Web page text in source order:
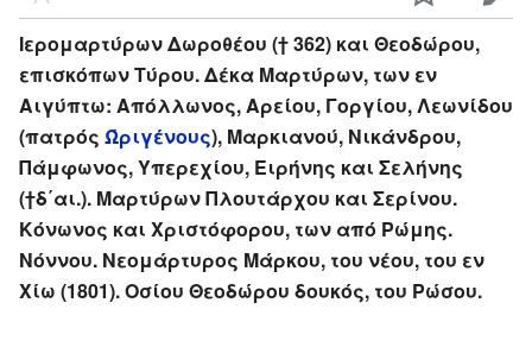
Ιερομαρτύρων Δωροθέου († 362) και Θεοδώρου,
επισκόπων Τύρου. Δέκα Μαρτύρων, των εν
Αιγύπτω: Απόλλωνος, Αρείου, Γοργίου, Λεωνίδου
(πατρός Ώριγένους), Μαρκιανού, Νικάνδρου,
Πάμφωνος, Υπερεχίου, Ειρήνης και Σελήνης
(†δ΄αι.). Μαρτύρων Πλουτάρχου και Σερίνου.
Κόνωνος και Χριστόφορου, των από Ρώμης.
Νόννου. Νεομάρτυρος Μάρκου, του νέου, του εν
Χίω (1801). Οσίου Θεοδώρου δουκός, του Ρώσου.